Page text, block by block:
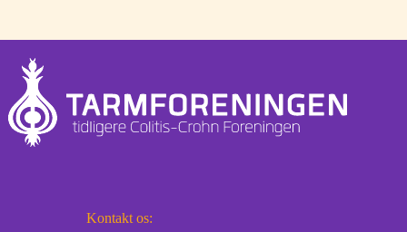
Kontakt os: